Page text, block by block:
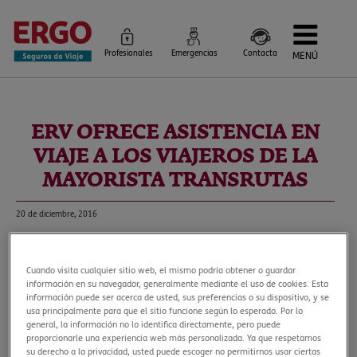
Profesionales Emergencias Contacta MENÚ
Siniestros e Instrucciones
Información Corporativa
Servicios
ERV OFRECE ASISTENCIA EN
VIAJE A LOS VIAJEROS DE LA
MAYORISTA TRANSRUTAS
20 de diciembre, 2016
especializados en viajes a medida,
tours exclusivos y programaciones
regulares, ha cerrado un acuerdo
con ERV, compañía especialista en
seguros de viaje, para ofrecer
cobertura a los viajeros de las
Cuando visita cualquier sitio web, el mismo podría obtener o guardar
información en su navegador, generalmente mediante el uso de cookies. Esta
información puede ser acerca de usted, sus preferencias o su dispositivo, y se
usa principalmente para que el sitio funcione según lo esperado. Por lo
general, la información no lo identifica directamente, pero puede
proporcionarle una experiencia web más personalizada. Ya que respetamos
su derecho a la privacidad, usted puede escoger no permitirnos usar ciertas